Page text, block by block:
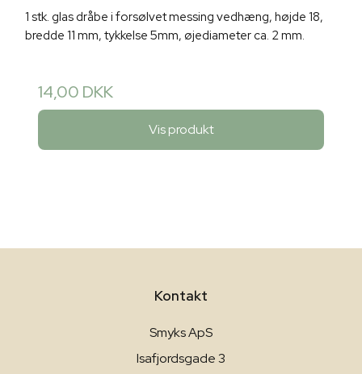
1 stk. glas dråbe i forsølvet messing vedhæng, højde 18,
bredde 11 mm, tykkelse 5mm, øjediameter ca. 2 mm.
14,00 DKK
Vis produkt
Kontakt
Smyks ApS
Isafjordsgade 3